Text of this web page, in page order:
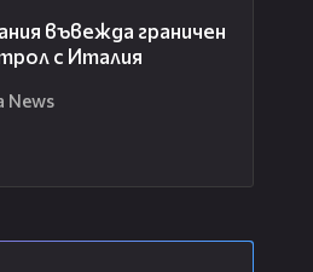
въвежда граничен
с Италия
News